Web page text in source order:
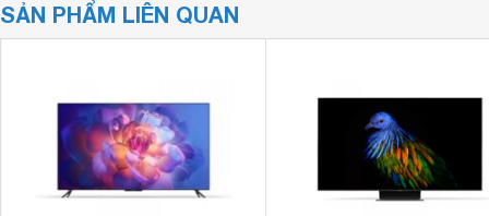
USB
Remote thông minh Có
Điều khiển bằng giọng nói Có
Điều khiển tivi bằng điện thoại Có
SẢN PHẨM LIÊN QUAN